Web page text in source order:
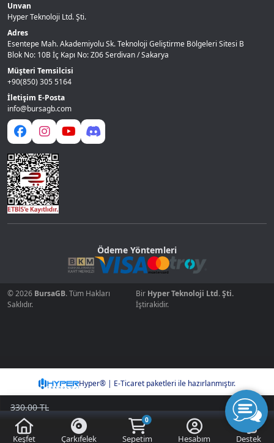
330.00 TL
300.00
Kazancımı Gör 30,00 TL
Sepete Ekle
Keşfet Çarkıfelek
0
Sepetim Hesabım Destek
Unvan
Hyper Teknoloji Ltd. Şti.
Adres
Esentepe Mah. Akademiyolu Sk. Teknoloji Geliştirme Bölgeleri Sitesi B
Blok No: 10B İç Kapı No: Z06 Serdivan / Sakarya
Müşteri Temsilcisi
+90(850) 305 5164
İletişim E-Posta
info@bursagb.com
Ödeme Yöntemleri
© 2026 BursaGB. Tüm Hakları
Saklıdır.
Bir Hyper Teknoloji Ltd. Şti.
İştirakidir.
Hyper® | E-Ticaret paketleri ile hazırlanmıştır.